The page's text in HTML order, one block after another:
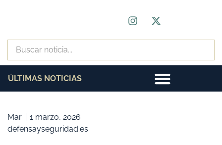
ÚLTIMAS NOTICIAS
Mar
1 marzo, 2026
defensayseguridad.es